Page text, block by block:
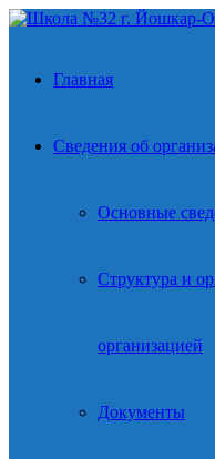
Главная
Сведения об
Основные
Структура и
организацией
Документы